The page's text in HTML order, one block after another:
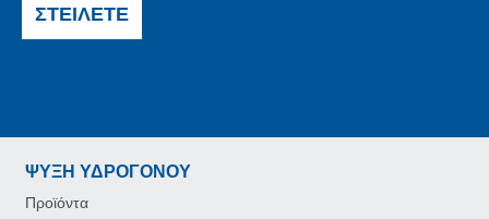
ΣΤΕΊΛΕΤΕ
ΨΎΞΗ ΥΔΡΟΓΌΝΟΥ
Προϊόντα